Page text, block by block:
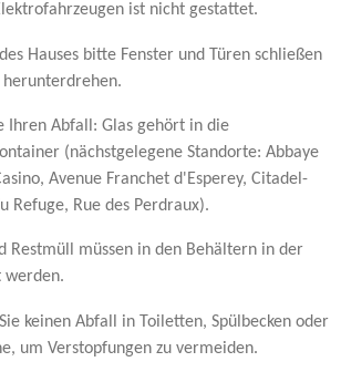
ist nicht gestattet.
Hauses bitte Fenster und Türen schließen
herunterdrehen.
Ihren Abfall: Glas gehört in die
(nächstgelegene Standorte: Abbaye
Avenue Franchet d'Esperey, Citadel-
Refuge, Rue des Perdraux).
Restmüll müssen in den Behältern in der
werden.
keinen Abfall in Toiletten, Spülbecken oder
um Verstopfungen zu vermeiden.